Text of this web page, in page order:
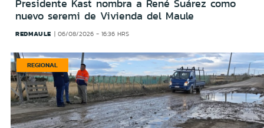
Presidente Kast nombra a René Suárez como
nuevo seremi de Vivienda del Maule
REDMAULE 06/08/2026 - 16:36 HRS
REGIONAL